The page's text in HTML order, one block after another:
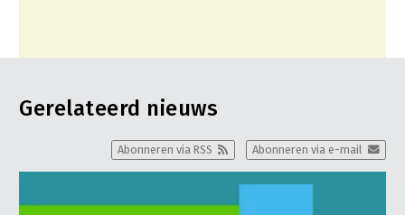
Gerelateerd nieuws
Abonneren via e-mail
Abonneren via RSS